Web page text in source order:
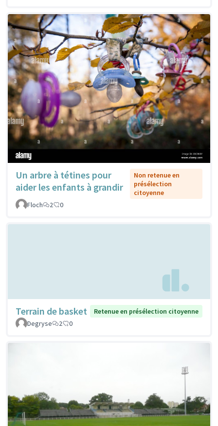
Un arbre à tétines pour
aider les enfants à grandir
Non retenue en
présélection
citoyenne
Floch
2 0
Terrain de basket
Retenue en présélection citoyenne
Degryse
2 0